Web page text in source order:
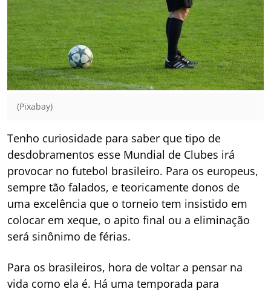
(Pixabay)
Tenho curiosidade para saber que tipo de
desdobramentos esse Mundial de Clubes irá
provocar no futebol brasileiro. Para os europeus,
sempre tão falados, e teoricamente donos de
uma excelência que o torneio tem insistido em
colocar em xeque, o apito final ou a eliminação
será sinônimo de férias.
Para os brasileiros, hora de voltar a pensar na
vida como ela é. Há uma temporada para